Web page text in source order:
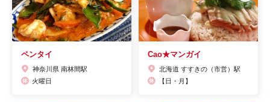
ペンタイ
神奈川県 南林間駅
火曜日
Cao★マンガイ
北海道 すすきの（市営）駅
【日・月】